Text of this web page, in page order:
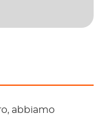
abbiamo